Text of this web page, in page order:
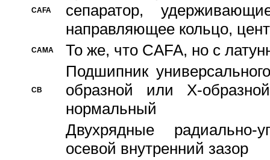
CAFA
сепаратор,
направляющее кольцо,
CAMA То же, что CAFA, но с
CB
Подшипник
образной или Х-
нормальный
Двухрядные радиально-
осевой внутренний зазор